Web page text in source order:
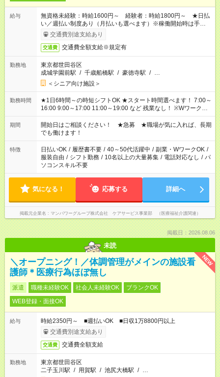
給与
無資格未経験：時給1600円～ 経験者：時給1800円～ ★日払
い／週払い制度あり（月払いも選べます）※稼働開始時は手続き
完了次第のお支払いとなります。
交通費別途支給あり
交通費 交通費全額支給※規定有
勤務地
東京都世田谷区
成城学園前駅 / 千歳船橋駅 / 豪徳寺駅 / …
＜シニア向け施設＞
勤務時間
★1日6時間～の時短シフトOK ★スタート時間選べます！ 7:00～
16:00 9:00～17:00 11:00～19:00 など 残業なし！ ※Wワークの
場合、他のお仕事と合わせ週40時間超の就業はご案内できませ
ん ※法令に基づき、週20時間以上勤務は社会保険への加入対象
となります ※労働者派遣法（日雇い派遣の原則禁止）により、
短時間・短期間の就業はご案内が難しい場合があります
期間
開始日はご相談ください！ ★急募 ★職場が気に入れば、長期
でも働けます！
特徴 日払いOK / 履歴書不要 / 40～50代活躍中 / 副業・WワークOK /
服装自由 / シフト勤務 / 10名以上の大量募集 / 電話対応なし / パ
ソコンスキル不要
気になる！ 応募する 詳細へ
掲載元企業名 マンパワーグループ株式会社 ケアサービス事業部 （医療福祉介護関連）
掲載日：2026.08.06
未読
NEW
＼オープニング！／体調管理がメインの施設看
護師＊医療行為ほぼ無し
派遣 職種未経験OK 社会人未経験OK
ブランクOK
WEB登録・面接OK
給与
時給2350円～ ■週払いOK ■日収1万8800円以上
交通費別途支給あり
交通費 交通費全額支給
勤務地
東京都世田谷区
二子玉川駅 / 用賀駅 / 池尻大橋駅 / …